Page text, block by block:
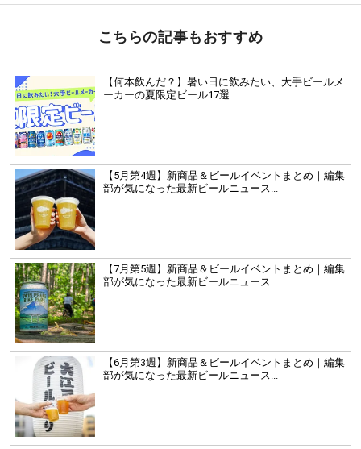
こちらの記事もおすすめ
【何本飲んだ？】暑い日に飲みたい、大手ビールメ
ーカーの夏限定ビール17選
【5月第4週】新商品＆ビールイベントまとめ｜編集
部が気になった最新ビールニュース...
【7月第5週】新商品＆ビールイベントまとめ｜編集
部が気になった最新ビールニュース...
【6月第3週】新商品＆ビールイベントまとめ｜編集
部が気になった最新ビールニュース...